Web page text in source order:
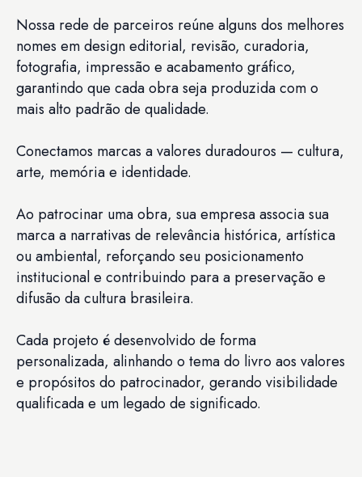
Nossa rede de parceiros reúne alguns dos melhores
nomes em design editorial, revisão, curadoria,
fotografia, impressão e acabamento gráfico,
garantindo que cada obra seja produzida com o
mais alto padrão de qualidade.
Conectamos marcas a valores duradouros — cultura,
arte, memória e identidade.
Ao patrocinar uma obra, sua empresa associa sua
marca a narrativas de relevância histórica, artística
ou ambiental, reforçando seu posicionamento
institucional e contribuindo para a preservação e
difusão da cultura brasileira.
Cada projeto é desenvolvido de forma
personalizada, alinhando o tema do livro aos valores
e propósitos do patrocinador, gerando visibilidade
qualificada e um legado de significado.